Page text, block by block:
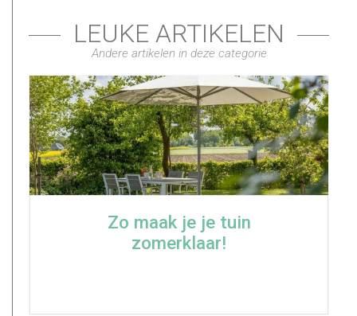
LEUKE ARTIKELEN
Andere artikelen in deze categorie
Zo maak je je tuin
zomerklaar!